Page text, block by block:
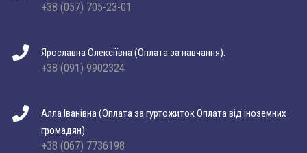
+38 (057) 705-23-01
Ярославна Олексіївна (Оплата за навчання):
+38 (091) 9902324
Алла Іванівна (Оплата за гуртожиток Оплата від іноземних
громадян):
+38 (067) 7736198